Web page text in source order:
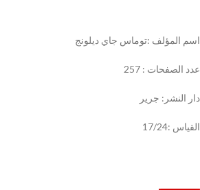
اسم المؤلف :توماس جاي ديلونج
عدد الصفحات : 257
دار النشر: جرير
القياس :17/24